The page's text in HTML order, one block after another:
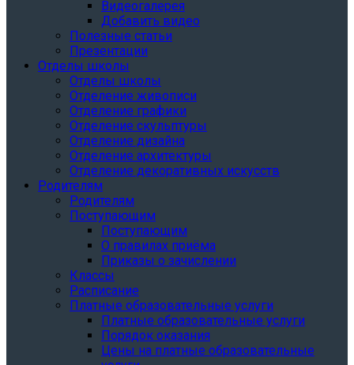
Видеогалерея
Добавить видео
Полезные статьи
Презентации
Отделы школы
Отделы школы
Отделение живописи
Отделение графики
Отделение скульптуры
Отделение дизайна
Отделение архитектуры
Отделение декоративных искусств
Родителям
Родителям
Поступающим
Поступающим
О правилах приёма
Приказы о зачислении
Классы
Расписание
Платные образовательные услуги
Платные образовательные услуги
Порядок оказания
Цены на платные образовательные